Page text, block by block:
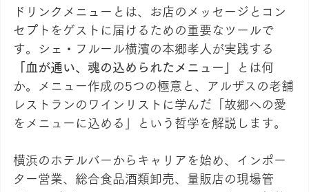
ドリンクメニューとは、お店のメッセージとコン
セプトをゲストに届けるための重要なツールで
す。シェ・フルール横濱の本郷孝人が実践する
「血が通い、魂の込められたメニュー」
とは何
か。メニュー作成の5つの極意と、アルザスの老舗
レストランのワインリストに学んだ「故郷への愛
をメニューに込める」という哲学を解説します。
横浜のホテルバーからキャリアを始め、インポー
ター営業、総合食品酒類卸売、量販店の現場管